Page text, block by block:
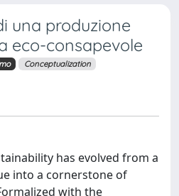
una produzione
eco-consapevole
Conceptualization
has evolved from a
into a cornerstone of
with the